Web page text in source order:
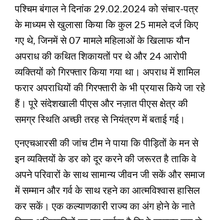
पश्चिम बंगाल ने दिनांक 29.02.2024 को संचार-पत्र
के माध्यम से खुलासा किया कि कुल 25 मामले दर्ज किए
गए थे, जिनमें से 07 मामले महिलाओं के खिलाफ यौन
अपराध की कथित शिकायतों पर थे और 24 आरोपी
व्यक्तियों को गिरफ्तार किया गया था। अपराध में शामिल
फरार अपराधियों की गिरफ्तारी के भी प्रयास किये जा रहे
हैं। पूरे संदेशखाली पीएस और नज़ात पीएस क्षेत्र की
समग्र स्थिति अच्छी तरह से नियंत्रण में बताई गई।
एनएचआरसी की जांच टीम ने पाया कि पीड़ितों के मन से
इन व्यक्तियों के डर को दूर करने की जरूरत है ताकि वे
अपने परिवारों के साथ सामान्य जीवन जी सकें और समाज
में सम्मान और गर्व के साथ रहने का आत्मविश्वास हासिल
कर सकें। एक कल्याणकारी राज्य का अंग होने के नाते